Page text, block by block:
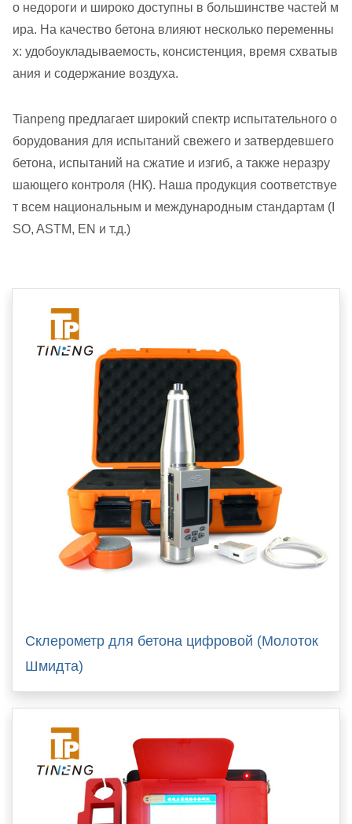
о недороги и широко доступны в большинстве частей м
ира. На качество бетона влияют несколько переменны
х: удобоукладываемость, консистенция, время схватыв
ания и содержание воздуха.
Tianpeng предлагает широкий спектр испытательного о
борудования для испытаний свежего и затвердевшего
бетона, испытаний на сжатие и изгиб, а также неразру
шающего контроля (НК). Наша продукция соответствуе
т всем национальным и международным стандартам (I
SO, ASTM, EN и т.д.)
Склерометр для бетона цифровой (Молоток
Шмидта)